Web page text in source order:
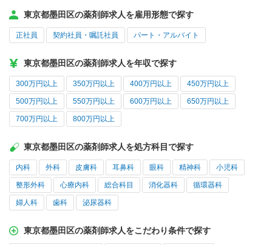
東京都墨田区の薬剤師求人を雇用形態で探す
正社員 契約社員・嘱託社員 パート・アルバイト
東京都墨田区の薬剤師求人を年収で探す
300万円以上 350万円以上 400万円以上 450万円以上
500万円以上 550万円以上 600万円以上 650万円以上
700万円以上 800万円以上
東京都墨田区の薬剤師求人を処方科目で探す
内科 外科 皮膚科 耳鼻科 眼科 精神科 小児科
整形外科 心療内科 総合科目 消化器科 循環器科
婦人科 歯科 泌尿器科
東京都墨田区の薬剤師求人をこだわり条件で探す